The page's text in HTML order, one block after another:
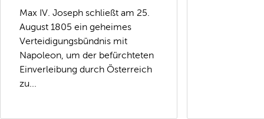
Max IV. Joseph schließt am 25.
August 1805 ein geheimes
Verteidigungsbündnis mit
Napoleon, um der befürchteten
Einverleibung durch Österreich
zu...